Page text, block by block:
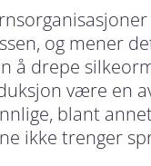
og mener
å drepe
være en
blant
ikke trenger